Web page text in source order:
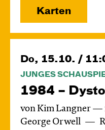
Karten
Do, 15.10. /
JUNGES
1984 –
von Kim Langner —
George Orwell